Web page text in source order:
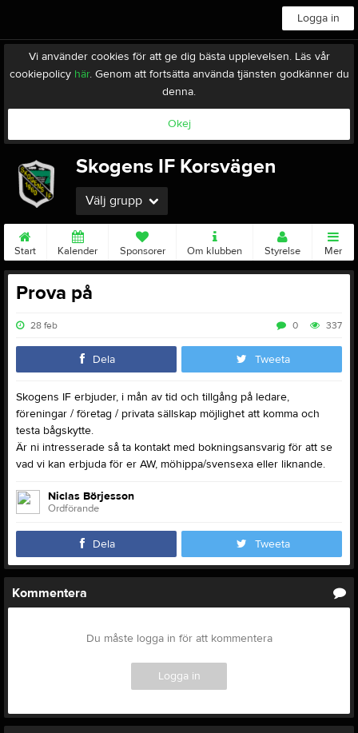
Logga in
Vi använder cookies för att ge dig bästa upplevelsen. Läs vår
cookiepolicy här. Genom att fortsätta använda tjänsten godkänner du
denna.
Okej
Skogens IF Korsvägen
Välj grupp
Start Kalender Sponsorer Om klubben Styrelse Mer
Prova på
28 feb 337
0
Dela Tweeta
Skogens IF erbjuder, i mån av tid och tillgång på ledare,
föreningar / företag / privata sällskap möjlighet att komma och
testa bågskytte.
Är ni intresserade så ta kontakt med bokningsansvarig för att se
vad vi kan erbjuda för er AW, möhippa/svensexa eller liknande.
Niclas Börjesson
Ordförande
Dela Tweeta
Kommentera
Du måste logga in för att kommentera
Logga in